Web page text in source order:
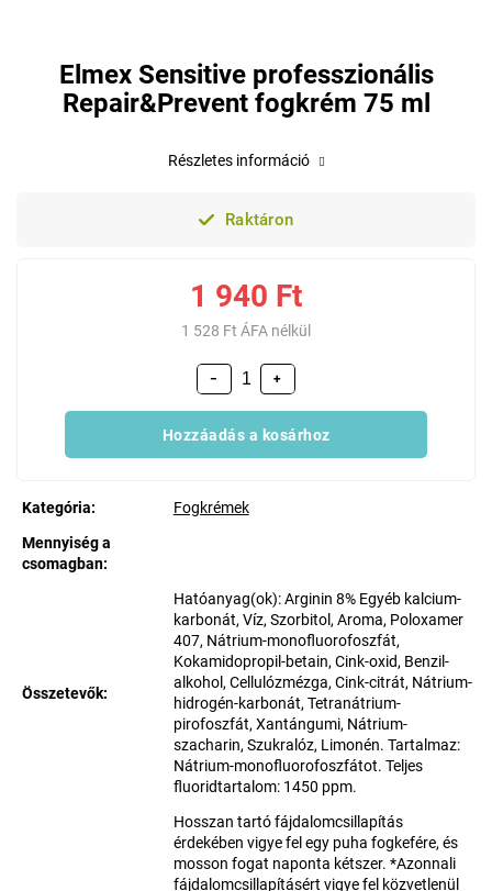
Elmex Sensitive professzionális
Repair&Prevent fogkrém 75 ml
Raktáron
1 940 Ft
1 528 Ft ÁFA nélkül
+
−
Hozzáadás a kosárhoz
Kategória:
Fogkrémek
Mennyiség a
csomagban:
Összetevők:
Hatóanyag(ok): Arginin 8% Egyéb kalcium-
karbonát, Víz, Szorbitol, Aroma, Poloxamer
407, Nátrium-monofluorofoszfát,
Kokamidopropil-betain, Cink-oxid, Benzil-
alkohol, Cellulózmézga, Cink-citrát, Nátrium-
hidrogén-karbonát, Tetranátrium-
pirofoszfát, Xantángumi, Nátrium-
szacharin, Szukralóz, Limonén. Tartalmaz:
Nátrium-monofluorofoszfátot. Teljes
fluoridtartalom: 1450 ppm.
Hosszan tartó fájdalomcsillapítás
érdekében vigye fel egy puha fogkefére, és
mosson fogat naponta kétszer. *Azonnali
fájdalomcsillapításért vigye fel közvetlenül
Részletes információ